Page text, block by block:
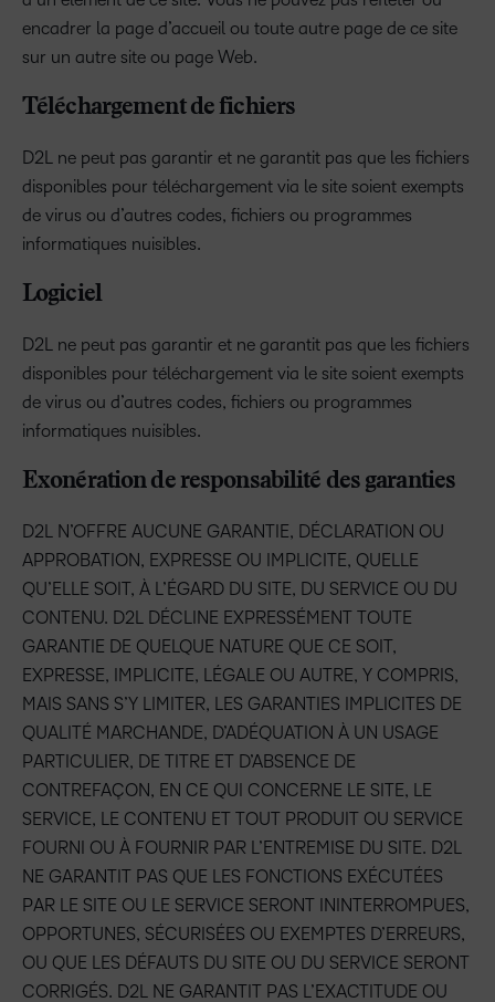
encadrer la page d’accueil ou toute autre page de ce site
sur un autre site ou page Web.
Téléchargement de fichiers
D2L ne peut pas garantir et ne garantit pas que les fichiers
disponibles pour téléchargement via le site soient exempts
de virus ou d’autres codes, fichiers ou programmes
informatiques nuisibles.
Logiciel
D2L ne peut pas garantir et ne garantit pas que les fichiers
disponibles pour téléchargement via le site soient exempts
de virus ou d’autres codes, fichiers ou programmes
informatiques nuisibles.
Exonération de responsabilité des garanties
D2L N’OFFRE AUCUNE GARANTIE, DÉCLARATION OU
APPROBATION, EXPRESSE OU IMPLICITE, QUELLE
QU’ELLE SOIT, À L’ÉGARD DU SITE, DU SERVICE OU DU
CONTENU. D2L DÉCLINE EXPRESSÉMENT TOUTE
GARANTIE DE QUELQUE NATURE QUE CE SOIT,
EXPRESSE, IMPLICITE, LÉGALE OU AUTRE, Y COMPRIS,
MAIS SANS S’Y LIMITER, LES GARANTIES IMPLICITES DE
QUALITÉ MARCHANDE, D’ADÉQUATION À UN USAGE
PARTICULIER, DE TITRE ET D’ABSENCE DE
CONTREFAÇON, EN CE QUI CONCERNE LE SITE, LE
SERVICE, LE CONTENU ET TOUT PRODUIT OU SERVICE
FOURNI OU À FOURNIR PAR L’ENTREMISE DU SITE. D2L
NE GARANTIT PAS QUE LES FONCTIONS EXÉCUTÉES
PAR LE SITE OU LE SERVICE SERONT ININTERROMPUES,
OPPORTUNES, SÉCURISÉES OU EXEMPTES D’ERREURS,
OU QUE LES DÉFAUTS DU SITE OU DU SERVICE SERONT
CORRIGÉS. D2L NE GARANTIT PAS L’EXACTITUDE OU